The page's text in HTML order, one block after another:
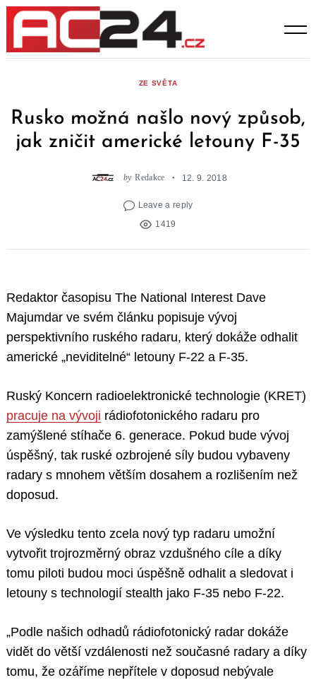
Skip
content
ZE SVĚTA
Rusko možná našlo nový způsob,
jak zničit americké letouny F-35
by Redakce 12. 9. 2018
Leave a reply
1419
Redaktor časopisu The National Interest Dave
Majumdar ve svém článku popisuje vývoj
perspektivního ruského radaru, který dokáže odhalit
americké „neviditelné“ letouny F-22 a F-35.
Ruský Koncern radioelektronické technologie (KRET)
pracuje na vývoji rádiofotonického radaru pro
zamýšlené stíhače 6. generace. Pokud bude vývoj
úspěšný, tak ruské ozbrojené síly budou vybaveny
radary s mnohem větším dosahem a rozlišením než
doposud.
Ve výsledku tento zcela nový typ radaru umožní
vytvořit trojrozměrný obraz vzdušného cíle a díky
tomu piloti budou moci úspěšně odhalit a sledovat i
letouny s technologií stealth jako F-35 nebo F-22.
„Podle našich odhadů rádiofotonický radar dokáže
vidět do větší vzdálenosti než současné radary a díky
tomu, že ozáříme nepřítele v doposud nebývale